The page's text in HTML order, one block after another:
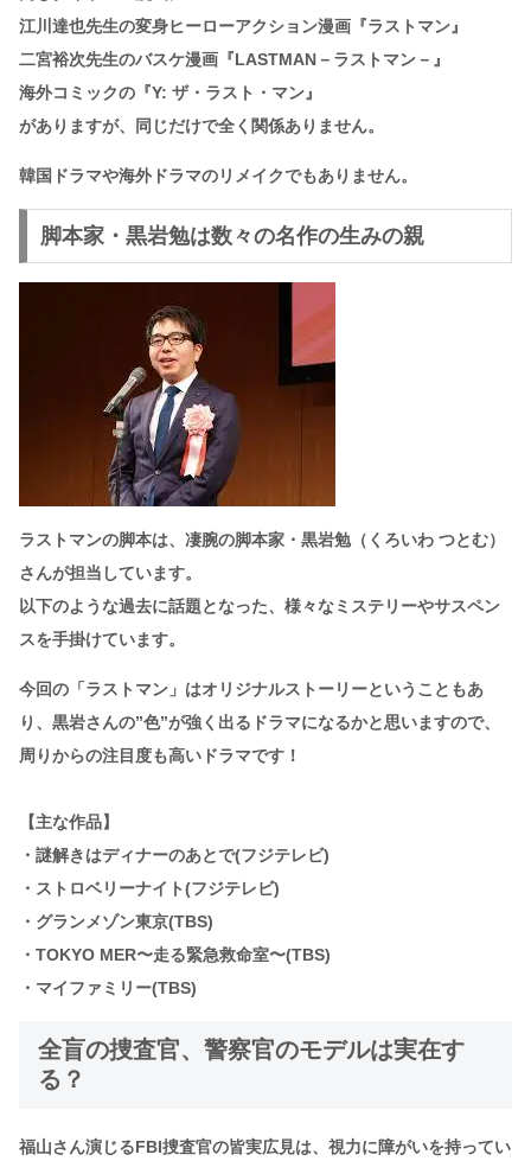
江川達也先生の変身ヒーローアクション漫画『ラストマン』
二宮裕次先生のバスケ漫画『LASTMAN－ラストマン－』
海外コミックの『Y: ザ・ラスト・マン』
がありますが、同じだけで全く関係ありません。
韓国ドラマや海外ドラマのリメイクでもありません。
脚本家・黒岩勉は数々の名作の生みの親
ラストマンの脚本は、凄腕の脚本家・黒岩勉（くろいわ つとむ）
さんが担当しています。
以下のような過去に話題となった、様々なミステリーやサスペン
スを手掛けています。
今回の「ラストマン」はオリジナルストーリーということもあ
り、黒岩さんの”色”が強く出るドラマになるかと思いますので、
周りからの注目度も高いドラマです！
【主な作品】
・謎解きはディナーのあとで(フジテレビ)
・ストロベリーナイト(フジテレビ)
・グランメゾン東京(TBS)
・TOKYO MER〜走る緊急救命室〜(TBS)
・マイファミリー(TBS)
全盲の捜査官、警察官のモデルは実在す
る？
福山さん演じるFBI捜査官の皆実広見は、視力に障がいを持ってい